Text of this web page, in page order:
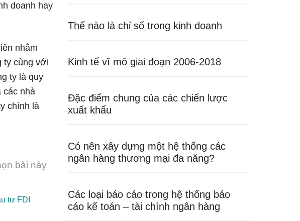
doanh hay
nhằm
ty cùng với
ty là quy
các nhà
chính là
bài này
tư FDI
Thế nào là chỉ số trong kinh doanh
Kinh tế vĩ mô giai đoạn 2006-2018
Đặc điểm chung của các chiến lược
xuất khẩu
Có nên xây dựng một hệ thống các
ngân hàng thương mại đa năng?
Các loại báo cáo trong hệ thống báo
cáo kế toán – tài chính ngân hàng